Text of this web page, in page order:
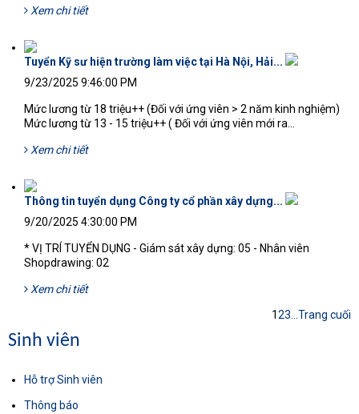
Xem chi tiết
Tuyển Kỹ sư hiện trường làm việc tại Hà Nội, Hải...
9/23/2025 9:46:00 PM
Mức lương từ 18 triệu++ (Đối với ứng viên > 2 năm kinh nghiệm)
Mức lương từ 13 - 15 triệu++ ( Đối với ứng viên mới ra...
Xem chi tiết
Thông tin tuyển dụng Công ty cổ phần xây dựng...
9/20/2025 4:30:00 PM
* VỊ TRÍ TUYỂN DỤNG - Giám sát xây dựng: 05 - Nhân viên
Shopdrawing: 02
Xem chi tiết
123 Trang cuối
Sinh viên
Hỗ trợ Sinh viên
Thông báo